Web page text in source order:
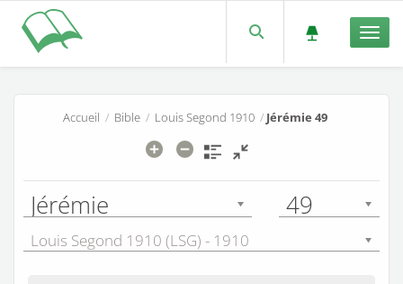
Accueil / Bible / Louis Segond 1910 / Jérémie 49
Jérémie 49
Louis Segond 1910 (LSG) - 1910